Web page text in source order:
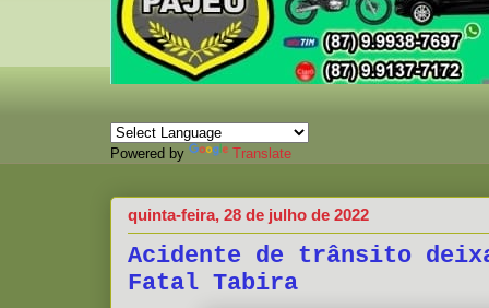
Powered by Translate
quinta-feira, 28 de julho de 2022
Acidente de trânsito
Fatal Tabira